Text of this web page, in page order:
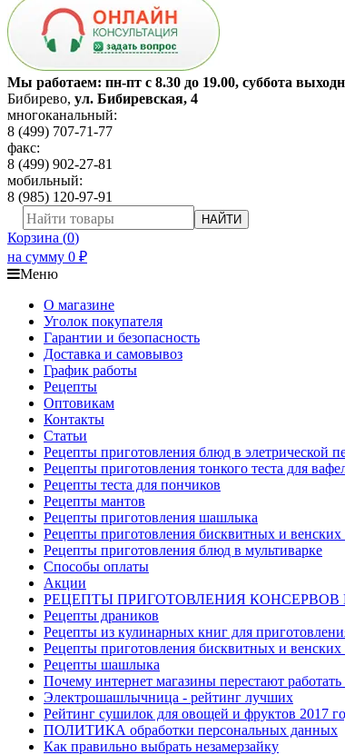
Мы работаем: пн-пт с 8.30 до 19.00, суббота
Бибирево, ул. Бибиревская, 4
многоканальный:
8 (499) 707-71-77
факс:
8 (499) 902-27-81
мобильный:
8 (985) 120-97-91
НАЙТИ
Корзина (0)
на сумму 0 ₽
Меню
О магазине
Уголок покупателя
Гарантии и безопасность
Доставка и самовывоз
График работы
Рецепты
Оптовикам
Контакты
Статьи
Рецепты приготовления блюд в элетрической
Рецепты приготовления тонкого теста для
Рецепты теста для пончиков
Рецепты мантов
Рецепты приготовления шашлыка
Рецепты приготовления бисквитных и венских
Рецепты приготовления блюд в мультиварке
Способы оплаты
Акции
РЕЦЕПТЫ ПРИГОТОВЛЕНИЯ КОНСЕРВОВ
Рецепты драников
Рецепты из кулинарных книг для
Рецепты приготовления бисквитных и венских
Рецепты шашлыка
Почему интернет магазины перестают
Электрошашлычница - рейтинг лучших
Рейтинг сушилок для овощей и фруктов 2017
ПОЛИТИКА обработки персональных данных
Как правильно выбрать незамерзайку